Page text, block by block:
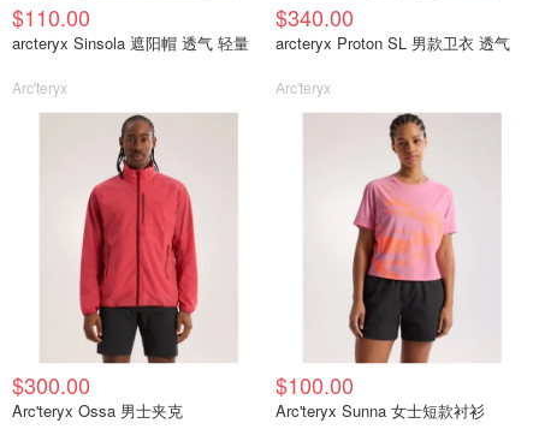
$110.00
arcteryx Sinsola 遮阳帽 透气 轻量
Arc'teryx
$340.00
arcteryx Proton SL 男款卫衣 透气
Arc'teryx
$300.00
Arc'teryx Ossa 男士夹克
$100.00
Arc'teryx Sunna 女士短款衬衫